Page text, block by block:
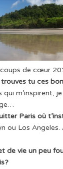
de cœur
tu ces
qui m’inspirent,
Paris où
ou Los
de vie un peu